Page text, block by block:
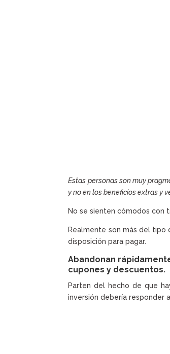
Estas personas son muy
y no en los beneficios extras y
No se sienten cómodos con
Realmente son más del tipo
disposición para pagar.
Abandonan
cupones y descuentos.
Parten del hecho de que
inversión debería responder